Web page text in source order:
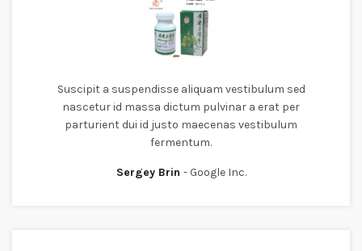
Suscipit a suspendisse aliquam vestibulum sed
nascetur id massa dictum pulvinar a erat per
parturient dui id justo maecenas vestibulum
fermentum.
Sergey Brin Google Inc.